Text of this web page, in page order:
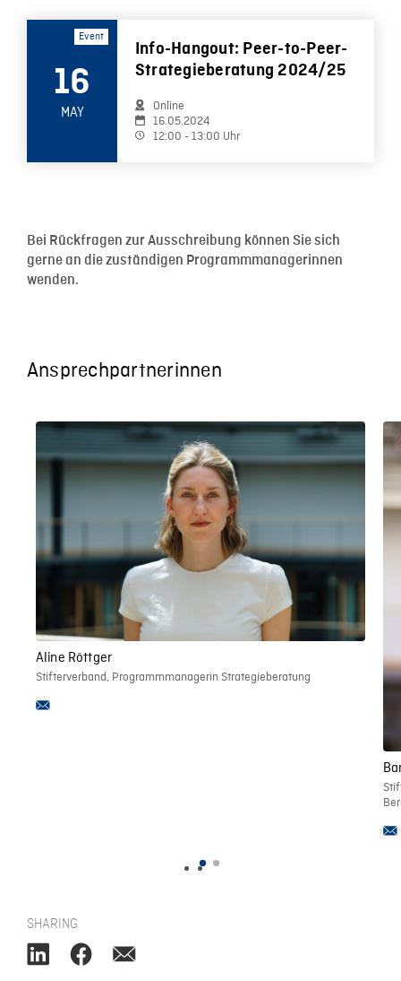
Event
16
MAY
Info-Hangout: Peer-to-Peer-
Strategieberatung 2024/25
Online
16.05.2024
12:00 - 13:00 Uhr
Bei Rückfragen zur Ausschreibung können Sie sich
gerne an die zuständigen Programmmanagerinnen
wenden.
Ansprechpartnerinnen
Aline Röttger
Stifterverband, Programmmanagerin Strategieberatung
SHARING